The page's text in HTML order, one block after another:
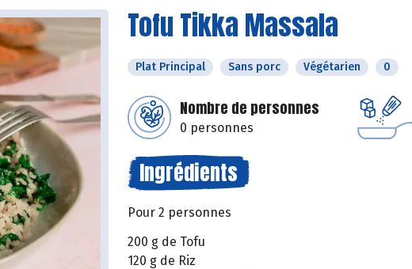
Tofu Tikka Massala
Plat Principal Sans porc Végétarien 0
Nombre de personnes
0 personnes
Ingrédients
Pour 2 personnes
200 g de Tofu
120 g de Riz